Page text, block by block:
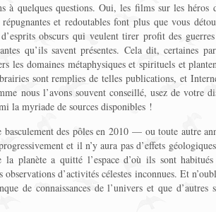
à quelques questions. Oui, les films sur les
répugnantes et redoutables font plus que vous
obscurs qui veulent tirer profit des
qu’ils savent présentes. Cela dit, certaines
les domaines métaphysiques et spirituels et
sont remplies de telles publications, et
nous l’avons souvent conseillé, usez de votre
la myriade de sources disponibles !
basculement des pôles en 2010 — ou toute autre
et il n’y aura pas d’effets
la planète a quitté l’espace d’où ils sont
observations d’activités célestes inconnues. Et
de connaissances de l’univers et que